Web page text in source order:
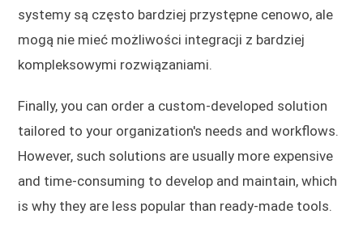
systemy są często bardziej przystępne cenowo, ale
mogą nie mieć możliwości integracji z bardziej
kompleksowymi rozwiązaniami.
Finally, you can order a custom-developed solution
tailored to your organization's needs and workflows.
However, such solutions are usually more expensive
and time-consuming to develop and maintain, which
is why they are less popular than ready-made tools.